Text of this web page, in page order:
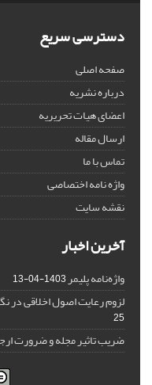
دسترسی سریع
صفحه اصلی
درباره نشریه
اعضای هیات تحریریه
ارسال مقاله
تماس با ما
واژه نامه اختصاصی
نقشه سایت
آخرین اخبار
واژه‌نامه پلیمر1403-04-13
لزوم رعایت اصول اخلاقی در
25
ضریب تاثیر مجله و ضرورت